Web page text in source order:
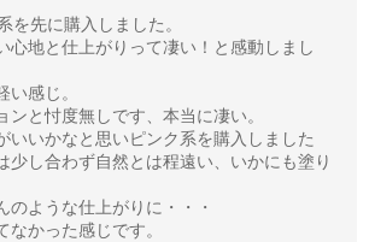
を先に購入しました。
心地と仕上がりって凄い！と感動しまし
感じ。
と忖度無しです、本当に凄い。
いいかなと思いピンク系を購入しました
少し合わず自然とは程遠い、いかにも塗り
のような仕上がりに・・・
かった感じです。